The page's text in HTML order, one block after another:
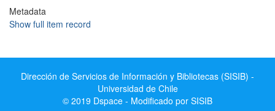
Metadata
Show full item record
Dirección de Servicios de Información y Bibliotecas (SISIB) -
Universidad de Chile
© 2019 Dspace - Modificado por SISIB